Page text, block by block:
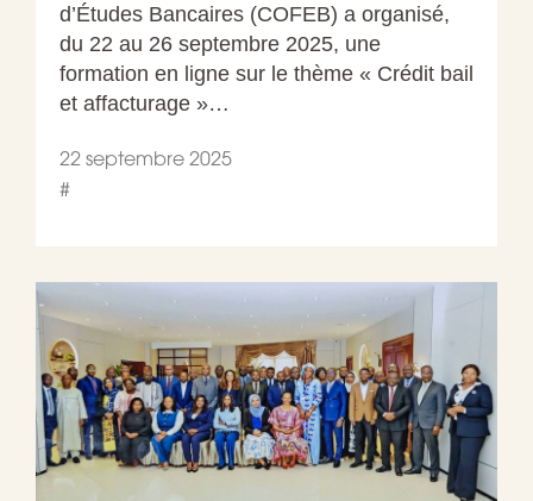
d’Études Bancaires (COFEB) a organisé,
du 22 au 26 septembre 2025, une
formation en ligne sur le thème « Crédit bail
et affacturage »…
22 septembre 2025
#